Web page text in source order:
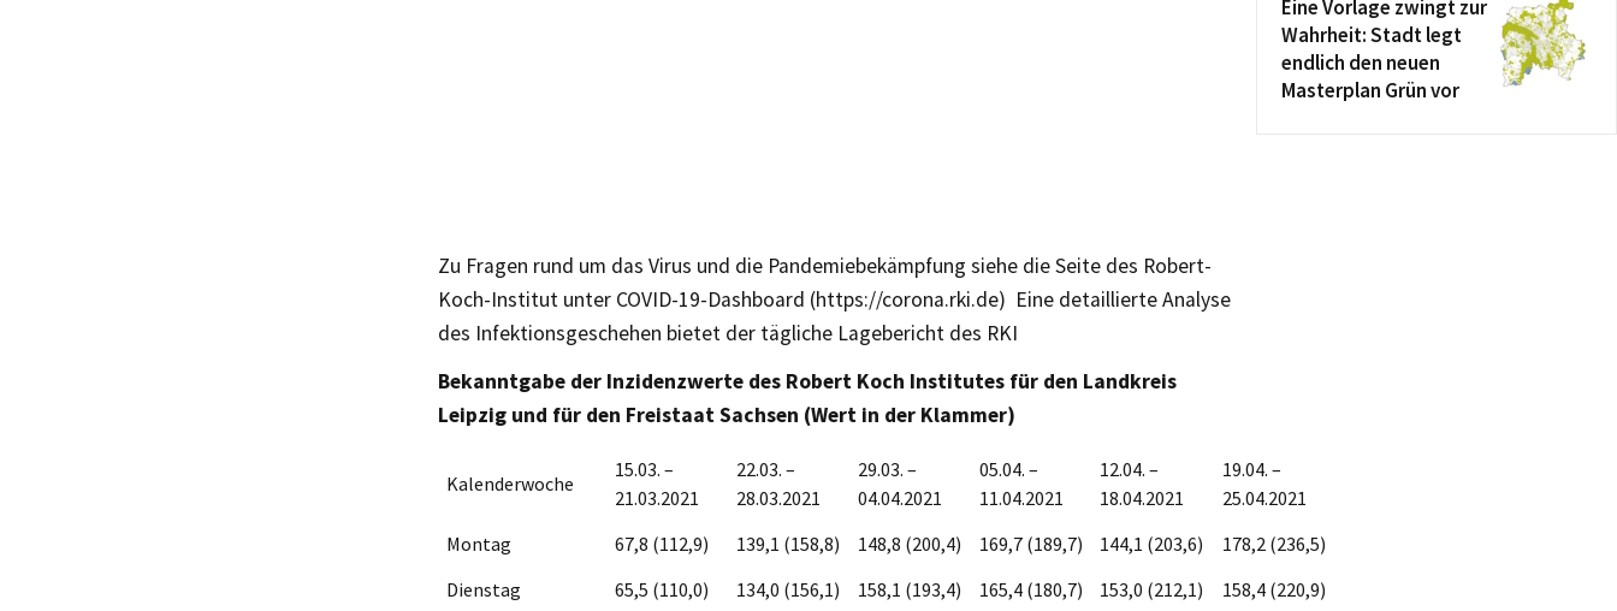
Zu Fragen rund um das Virus und die Pandemiebekämpfung siehe die Seite des Robert-
Koch-Institut unter COVID-19-Dashboard (https://corona.rki.de) Eine detaillierte Analyse
des Infektionsgeschehen bietet der tägliche Lagebericht des RKI
Bekanntgabe der Inzidenzwerte des Robert Koch Institutes für den Landkreis
Leipzig und für den Freistaat Sachsen (Wert in der Klammer)
Kalenderwoche
15.03. –
21.03.2021
22.03. –
28.03.2021
29.03. –
04.04.2021
05.04. –
11.04.2021
12.04. –
18.04.2021
19.04. –
25.04.2021
Montag
67,8 (112,9) 139,1 (158,8) 148,8 (200,4) 169,7 (189,7) 144,1 (203,6)
178,2 (236,5)
Dienstag
65,5 (110,0) 134,0 (156,1) 158,1 (193,4) 165,4 (180,7) 153,0 (212,1) 158,4 (220,9)
Eine Vorlage zwingt zur
Wahrheit: Stadt legt
endlich den neuen
Masterplan Grün vor